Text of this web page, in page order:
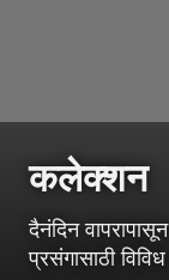
कलेक्शन
दैनंदिन
प्रसंगासाठी